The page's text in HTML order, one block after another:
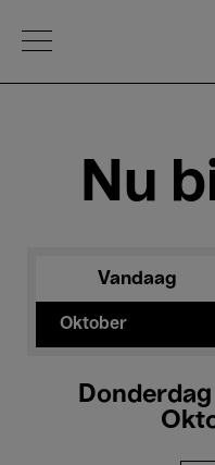
Open Menu
Nu
Vandaag
Oktober